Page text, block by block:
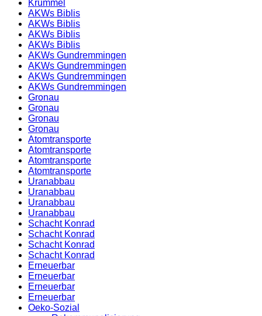
Krümmel
AKWs Biblis
AKWs Biblis
AKWs Biblis
AKWs Biblis
AKWs Gundremmingen
AKWs Gundremmingen
AKWs Gundremmingen
AKWs Gundremmingen
Gronau
Gronau
Gronau
Gronau
Atomtransporte
Atomtransporte
Atomtransporte
Atomtransporte
Uranabbau
Uranabbau
Uranabbau
Uranabbau
Schacht Konrad
Schacht Konrad
Schacht Konrad
Schacht Konrad
Erneuerbar
Erneuerbar
Erneuerbar
Erneuerbar
Oeko-Sozial